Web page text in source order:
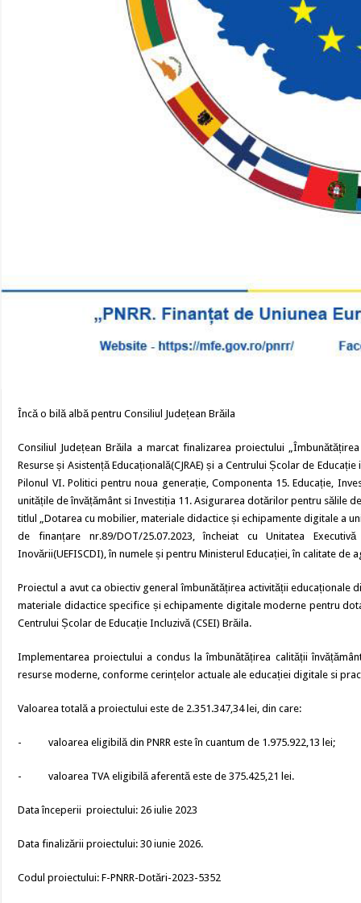
Încă o bilă albă pentru Consiliul Județean Brăila
Consiliul Județean Brăila a marcat finalizarea proiectului
Resurse și Asistență Educațională(CJRAE) și a Centrului Școlar de
Pilonul VI. Politici pentru noua generație, Componenta 15. Educație,
unitățile de învățământ si Investiția 11. Asigurarea dotărilor pentru sălile
titlul „Dotarea cu mobilier, materiale didactice și echipamente digitale a
de finanțare nr.89/DOT/25.07.2023, încheiat cu Unitatea
Inovării(UEFISCDI), în numele și pentru Ministerul Educației, în calitate de
Proiectul a avut ca obiectiv general îmbunătățirea activității
materiale didactice specifice și echipamente digitale moderne pentru
Centrului Școlar de Educație Incluzivă (CSEI) Brăila.
Implementarea proiectului a condus la îmbunătățirea calității
resurse moderne, conforme cerințelor actuale ale educației digitale si
Valoarea totală a proiectului este de 2.351.347,34 lei, din care:
- valoarea eligibilă din PNRR este în cuantum de 1.975.922,13 lei;
- valoarea TVA eligibilă aferentă este de 375.425,21 lei.
Data începerii proiectului: 26 iulie 2023
Data finalizării proiectului: 30 iunie 2026.
Codul proiectului: F-PNRR-Dotări-2023-5352